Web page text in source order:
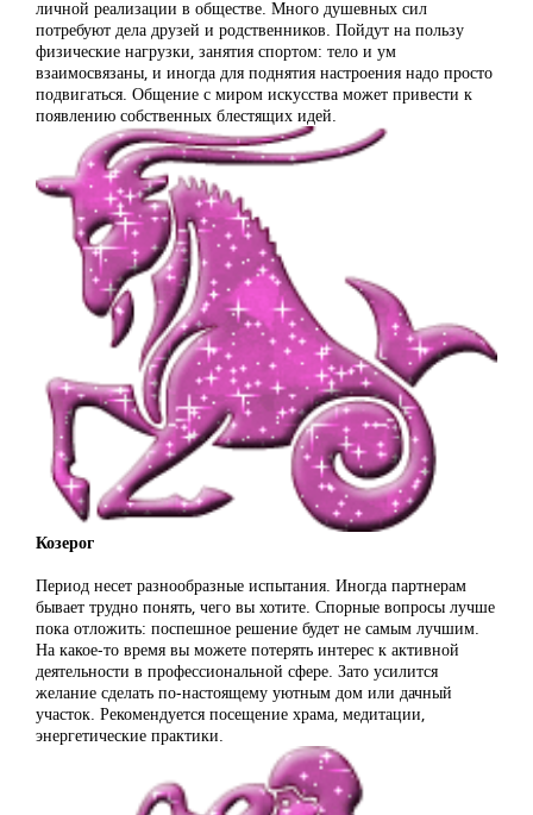
личной реализации в обществе. Много душевных сил
потребуют дела друзей и родственников. Пойдут на пользу
физические нагрузки, занятия спортом: тело и ум
взаимосвязаны, и иногда для поднятия настроения надо просто
подвигаться. Общение с миром искусства может привести к
появлению собственных блестящих идей.
Козерог
Период несет разнообразные испытания. Иногда партнерам
бывает трудно понять, чего вы хотите. Спорные вопросы лучше
пока отложить: поспешное решение будет не самым лучшим.
На какое-то время вы можете потерять интерес к активной
деятельности в профессиональной сфере. Зато усилится
желание сделать по-настоящему уютным дом или дачный
участок. Рекомендуется посещение храма, медитации,
энергетические практики.